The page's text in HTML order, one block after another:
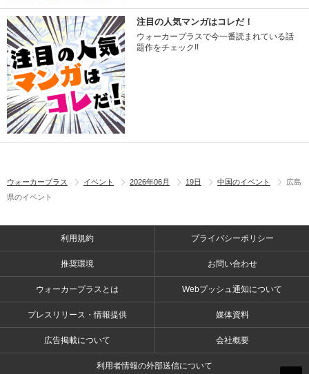
注目の人気マンガはコレだ！
ウォーカープラスで今一番読まれている話
題作をチェック!!
ウォーカープラス イベント 2026年06月 19日 中国のイベント
広島
県のイベント
利用規約 プライバシーポリシー
推奨環境 お問い合わせ
ウォーカープラスとは Webプッシュ通知について
プレスリリース・情報提供 媒体資料
広告掲載について 会社概要
利用者情報の外部送信について